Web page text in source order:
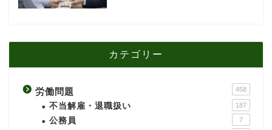
カテゴリー
労働問題 458
不当解雇・退職扱い 187
公務員 7